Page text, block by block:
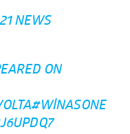
NEWS
ON
#WINASONE